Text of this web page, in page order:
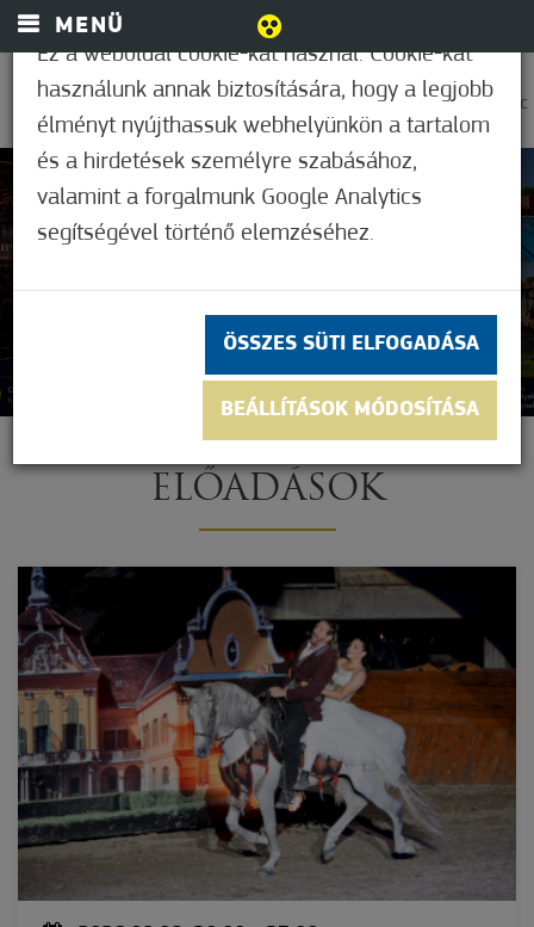
MENÜ
0
27,2°C
ELŐADÁSOK
Ez a weboldal cookie-kat használ. Cookie-kat
használunk annak biztosítására, hogy a legjobb
élményt nyújthassuk webhelyünkön a tartalom
és a hirdetések személyre szabásához,
valamint a forgalmunk Google Analytics
segítségével történő elemzéséhez.
ÖSSZES SÜTI ELFOGADÁSA
BEÁLLÍTÁSOK MÓDOSÍTÁSA